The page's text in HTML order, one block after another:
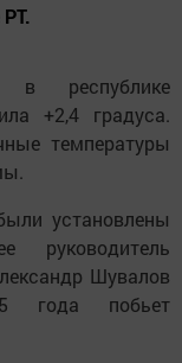
в республике
+2,4 градуса.
температуры
установлены
Шувалов
года побьет